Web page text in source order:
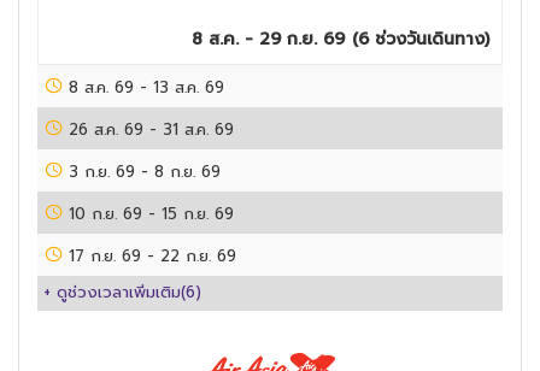
8 ส.ค. - 29 ก.ย. 69 (6ช่วงวันเดินทาง)
8 ส.ค. 69 - 13 ส.ค. 69
26 ส.ค. 69 - 31 ส.ค. 69
3 ก.ย. 69 - 8 ก.ย. 69
10 ก.ย. 69 - 15 ก.ย. 69
17 ก.ย. 69 - 22 ก.ย. 69
+ ดูช่วงเวลาเพิ่มเติม(6)